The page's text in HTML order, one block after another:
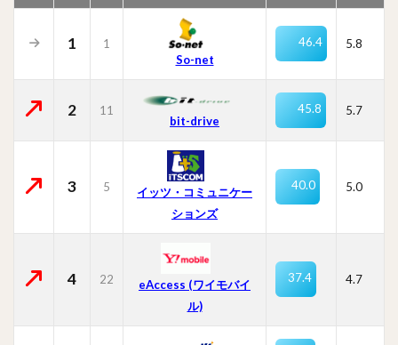
1
1
So-net
46.4 5.8
2 11
bit-drive
45.8 5.7
3 5
イッツ・コミュニケー
ションズ
40.0 5.0
4 22
eAccess (ワイモバイ
ル)
37.4 4.7